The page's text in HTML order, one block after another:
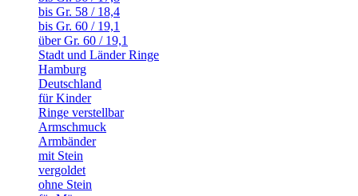
bis Gr. 58 / 18,4
bis Gr. 60 / 19,1
über Gr. 60 / 19,1
Stadt und Länder Ringe
Hamburg
Deutschland
für Kinder
Ringe verstellbar
Armschmuck
Armbänder
mit Stein
vergoldet
ohne Stein